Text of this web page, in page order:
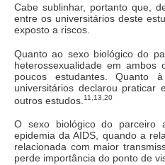
Cabe sublinhar, portanto que,
entre os universitários deste
exposto a riscos.
Quanto ao sexo biológico do
heterossexualidade em
poucos estudantes. Quanto
universitários declarou praticar
outros estudos. 11,13,20
O sexo biológico do parceiro
epidemia da AIDS, quando a
relacionada com maior
perde importância do ponto de